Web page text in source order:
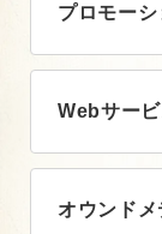
プロモー
Webサー
オウンド